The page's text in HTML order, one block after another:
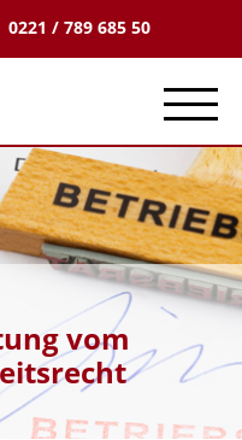
0221 / 789 685 50
vom